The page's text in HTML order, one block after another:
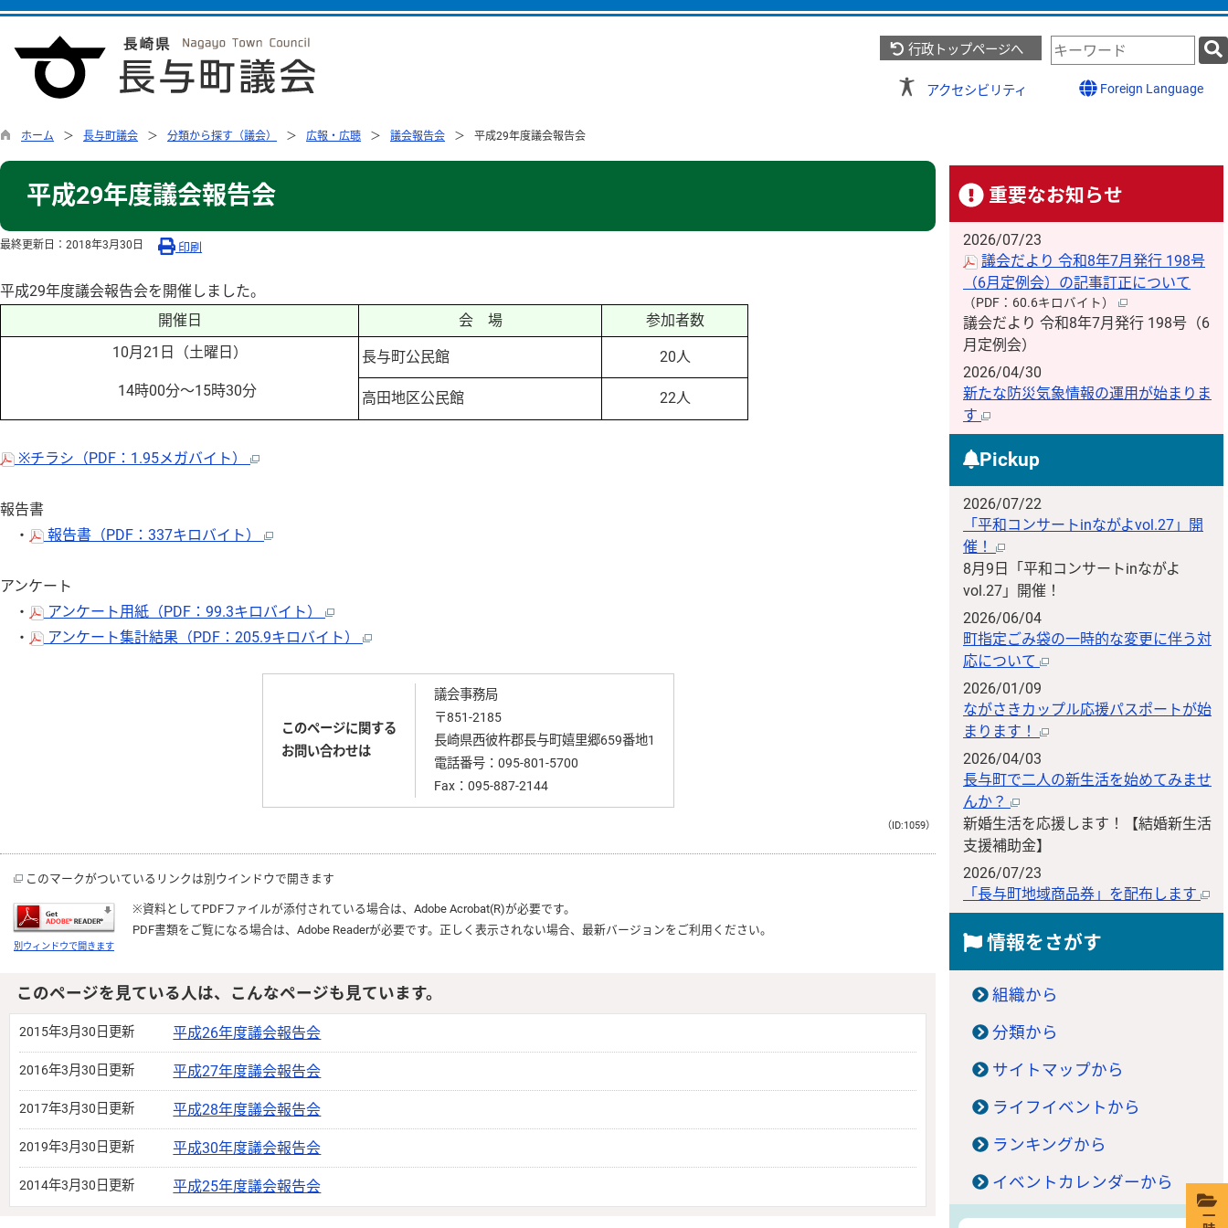
行政トップページへ
検
索
ド
アクセシビリティ Foreign Language
ホーム 長与町議会 分類から探す（議会） 広報・広聴 議会報告会 平成29年度議会報告会
平成29年度議会報告会
最終更新日： 2018年3月30日 印刷
平成29年度議会報告会を開催しました。
開催日
会 場
参加者数
10月21日（土曜日）
14時00分〜15時30分
長与町公民館 20人
高田地区公民館 22人
※チラシ（PDF：1.95メガバイト）
報告書
・
報告書（PDF：337キロバイト）
アンケート
・
アンケート用紙（PDF：99.3キロバイト）
・
アンケート集計結果（PDF：205.9キロバイト）
このページに関する
お問い合わせは
議会事務局
〒851-2185
長崎県西彼杵郡長与町嬉里郷659番地1
電話番号： 095-801-5700
Fax：095-887-2144
（ID:1059）
このマークがついているリンクは別ウインドウで開きます
別ウィンドウで開きます
※資料としてPDFファイルが添付されている場合は、 Adobe Acrobat(R)が必要です。
PDF書類をご覧になる場合は、 Adobe Readerが必要です。正しく表示されない場合、最新バージョンをご利用ください。
このページを見ている人は、こんなページも見ています。
2015年3月30日更新 平成26年度議会報告会
2016年3月30日更新 平成27年度議会報告会
2017年3月30日更新 平成28年度議会報告会
2019年3月30日更新 平成30年度議会報告会
2014年3月30日更新 平成25年度議会報告会
重要なお知らせ
2026/07/23
議会だより 令和8年7月発行 198号
（6月定例会）の記事訂正について
（PDF：60.6キロバイト）
議会だより 令和8年7月発行 198号（6
月定例会）
2026/04/30
新たな防災気象情報の運用が始まりま
す
Pickup
2026/07/22
「平和コンサートinながよvol.27」開
催！
8月9日「平和コンサートinながよ
vol.27」開催！
2026/06/04
町指定ごみ袋の一時的な変更に伴う対
応について
2026/01/09
ながさきカップル応援パスポートが始
まります！
2026/04/03
長与町で二人の新生活を始めてみませ
んか？
新婚生活を応援します！【結婚新生活
支援補助金】
2026/07/23
「長与町地域商品券」を配布します
情報をさがす
組織から
分類から
サイトマップから
ライフイベントから
ランキングから
イベントカレンダーから